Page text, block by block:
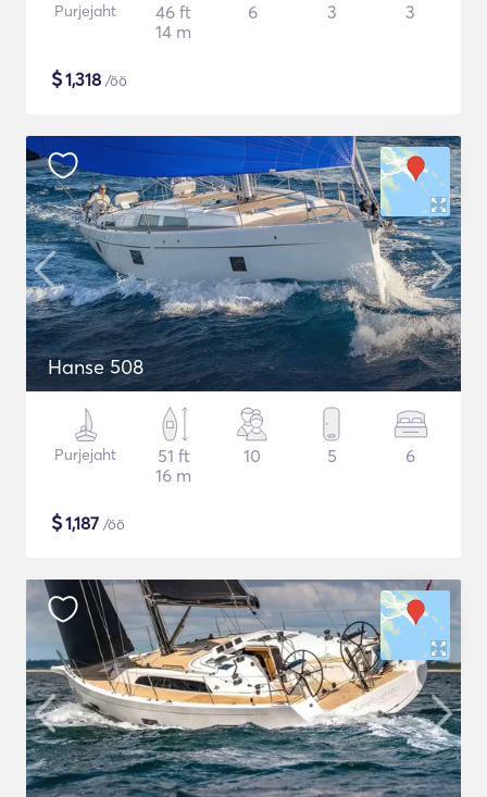
Purjejaht
46 ft
14 m
6 3 3
$1,318 /öö
Hanse 508
Purjejaht
51 ft
16 m
10 5 6
$1,187 /öö